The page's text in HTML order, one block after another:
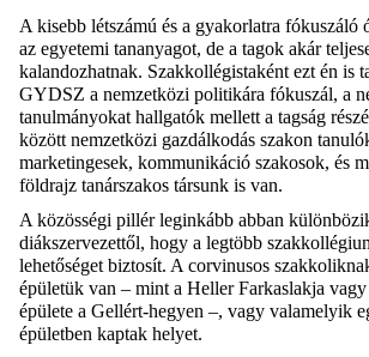
A kisebb létszámú és a gyakorlatra fókuszáló
az egyetemi tananyagot, de a tagok akár
kalandozhatnak. Szakkollégistaként ezt én is
GYDSZ a nemzetközi politikára fókuszál, a
tanulmányokat hallgatók mellett a tagság
között nemzetközi gazdálkodás szakon
marketingesek, kommunikáció szakosok, és
földrajz tanárszakos társunk is van.
A közösségi pillér leginkább abban
diákszervezettől, hogy a legtöbb
lehetőséget biztosít. A corvinusos
épületük van – mint a Heller Farkaslakja
épülete a Gellért-hegyen –, vagy valamelyik
épületben kaptak helyet.